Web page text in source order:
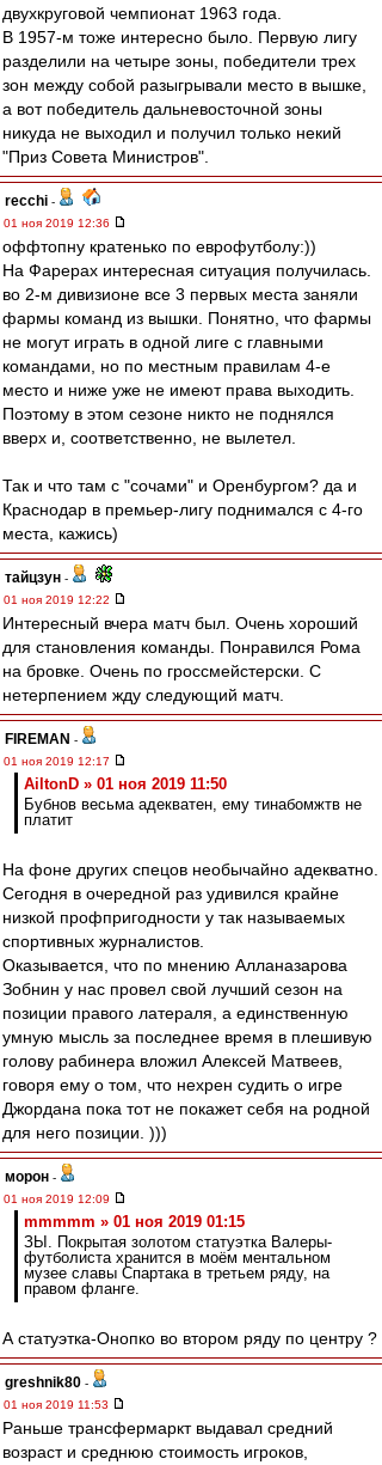
двухкруговой чемпионат 1963 года.
В 1957-м тоже интересно было. Первую лигу
разделили на четыре зоны, победители трех
зон между собой разыгрывали место в вышке,
а вот победитель дальневосточной зоны
никуда не выходил и получил только некий
"Приз Совета Министров".
recchi -
01 ноя 2019 12:36
оффтопну кратенько по еврофутболу:))
На Фарерах интересная ситуация получилась.
во 2-м дивизионе все 3 первых места заняли
фармы команд из вышки. Понятно, что фармы
не могут играть в одной лиге с главными
командами, но по местным правилам 4-е
место и ниже уже не имеют права выходить.
Поэтому в этом сезоне никто не поднялся
вверх и, соответственно, не вылетел.
Так и что там с "сочами" и Оренбургом? да и
Краснодар в премьер-лигу поднимался с 4-го
места, кажись)
тайцзун -
01 ноя 2019 12:22
Интересный вчера матч был. Очень хороший
для становления команды. Понравился Рома
на бровке. Очень по гроссмейстерски. С
нетерпением жду следующий матч.
FIREMAN -
01 ноя 2019 12:17
AiltonD » 01 ноя 2019 11:50
Бубнов весьма адекватен, ему тинабомжтв не
платит
На фоне других спецов необычайно адекватно.
Сегодня в очередной раз удивился крайне
низкой профпригодности у так называемых
спортивных журналистов.
Оказывается, что по мнению Алланазарова
Зобнин у нас провел свой лучший сезон на
позиции правого латераля, а единственную
умную мысль за последнее время в плешивую
голову рабинера вложил Алексей Матвеев,
говоря ему о том, что нехрен судить о игре
Джордана пока тот не покажет себя на родной
для него позиции. )))
морон -
01 ноя 2019 12:09
mmmmm » 01 ноя 2019 01:15
ЗЫ. Покрытая золотом статуэтка Валеры-
футболиста хранится в моём ментальном
музее славы Спартака в третьем ряду, на
правом фланге.
А статуэтка-Онопко во втором ряду по центру ?
greshnik80 -
01 ноя 2019 11:53
Раньше трансфермаркт выдавал средний
возраст и среднюю стоимость игроков,